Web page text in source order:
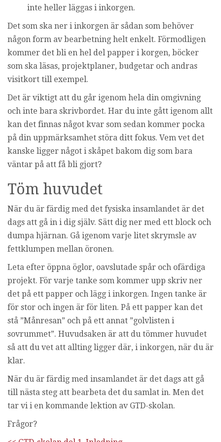
inte heller läggas i inkorgen.
Det som ska ner i inkorgen är sådan som behöver
någon form av bearbetning helt enkelt. Förmodligen
kommer det bli en hel del papper i korgen, böcker
som ska läsas, projektplaner, budgetar och andras
visitkort till exempel.
Det är viktigt att du går igenom hela din omgivning
och inte bara skrivbordet. Har du inte gått igenom allt
kan det finnas något kvar som sedan kommer pocka
på din uppmärksamhet störa ditt fokus. Vem vet det
kanske ligger något i skåpet bakom dig som bara
väntar på att få bli gjort?
Töm huvudet
När du är färdig med det fysiska insamlandet är det
dags att gå in i dig själv. Sätt dig ner med ett block och
dumpa hjärnan. Gå igenom varje litet skrymsle av
fettklumpen mellan öronen.
Leta efter öppna öglor, oavslutade spår och ofärdiga
projekt. För varje tanke som kommer upp skriv ner
det på ett papper och lägg i inkorgen. Ingen tanke är
för stor och ingen är för liten. På ett papper kan det
stå ”Månresan” och på ett annat ”golvlisten i
sovrummet”. Huvudsaken är att du tömmer huvudet
så att du vet att allting ligger där, i inkorgen, när du är
klar.
När du är färdig med insamlandet är det dags att gå
till nästa steg att bearbeta det du samlat in. Men det
tar vi i en kommande lektion av GTD-skolan.
Frågor?